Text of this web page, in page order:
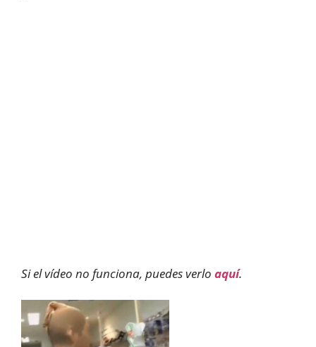
Si el vídeo no funciona, puedes verlo aquí.